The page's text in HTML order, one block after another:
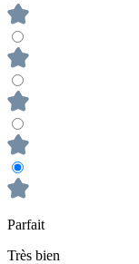
Parfait
Très bien